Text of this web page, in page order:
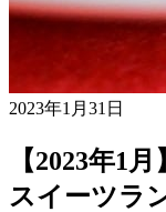
2023年1月31日
【2023年1
スイーツラ